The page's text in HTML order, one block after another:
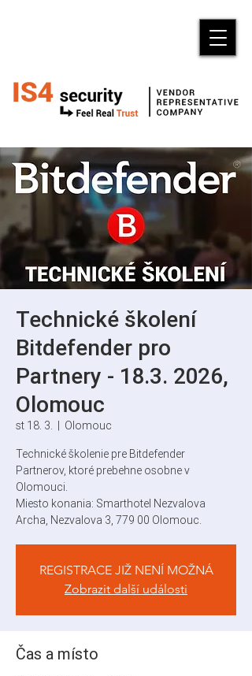
Technické školení
Bitdefender pro
Partnery - 18.3. 2026,
Olomouc
st 18. 3.
  |
Olomouc
Technické školenie pre Bitdefender
Partnerov, ktoré prebehne osobne v
Olomouci.
Miesto konania: Smarthotel Nezvalova
Archa, Nezvalova 3, 779 00 Olomouc.
REGISTRACE JIŽ NENÍ MOŽNÁ
Zobrazit další události
Čas a místo